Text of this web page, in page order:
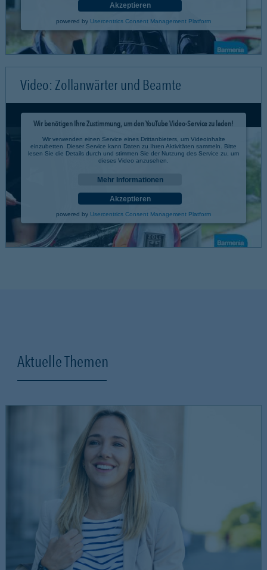
Akzeptieren
powered by Usercentrics Consent Management Platform
Video: Zollanwärter und Beamte
Wir benötigen Ihre Zustimmung, um den YouTube Video-Service zu laden!
Wir verwenden einen Service eines Drittanbieters, um Videoinhalte
einzubetten. Dieser Service kann Daten zu Ihren Aktivitäten sammeln. Bitte
lesen Sie die Details durch und stimmen Sie der Nutzung des Service zu, um
dieses Video anzusehen.
Mehr Informationen
Akzeptieren
powered by Usercentrics Consent Management Platform
Aktuelle Themen